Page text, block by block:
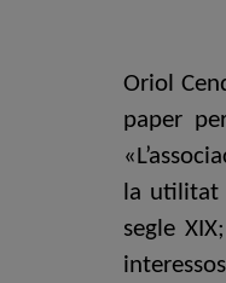
Oriol
paper
la utilitat
segle